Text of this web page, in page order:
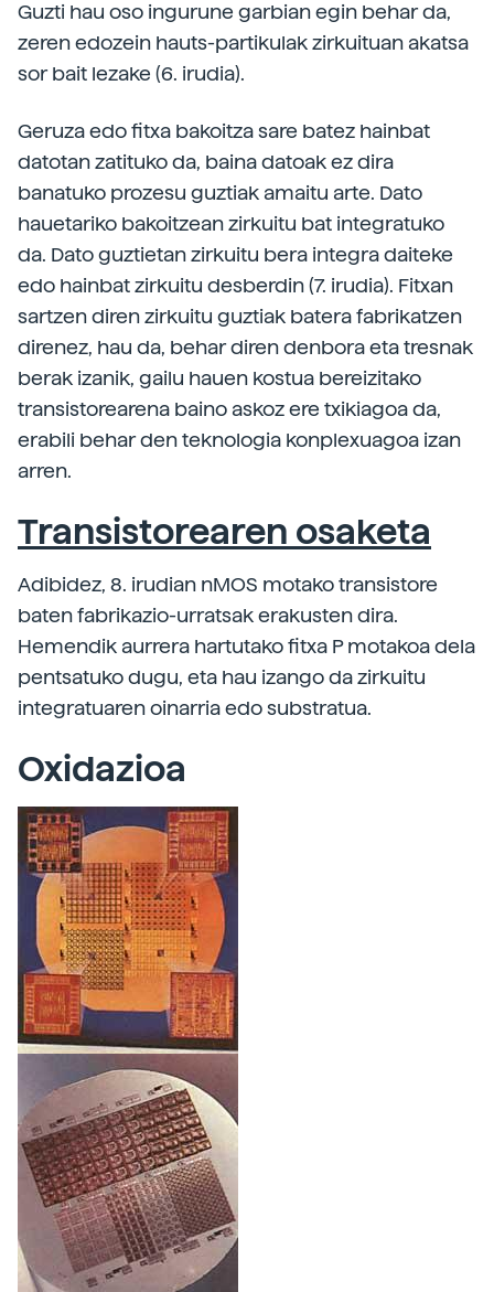
Guzti hau oso ingurune garbian egin behar da,
zeren edozein hauts-partikulak zirkuituan akatsa
sor bait lezake (6. irudia).
Geruza edo fitxa bakoitza sare batez hainbat
datotan zatituko da, baina datoak ez dira
banatuko prozesu guztiak amaitu arte. Dato
hauetariko bakoitzean zirkuitu bat integratuko
da. Dato guztietan zirkuitu bera integra daiteke
edo hainbat zirkuitu desberdin (7. irudia). Fitxan
sartzen diren zirkuitu guztiak batera fabrikatzen
direnez, hau da, behar diren denbora eta tresnak
berak izanik, gailu hauen kostua bereizitako
transistorearena baino askoz ere txikiagoa da,
erabili behar den teknologia konplexuagoa izan
arren.
Transistorearen osaketa
Adibidez, 8. irudian nMOS motako transistore
baten fabrikazio-urratsak erakusten dira.
Hemendik aurrera hartutako fitxa P motakoa dela
pentsatuko dugu, eta hau izango da zirkuitu
integratuaren oinarria edo substratua.
Oxidazioa